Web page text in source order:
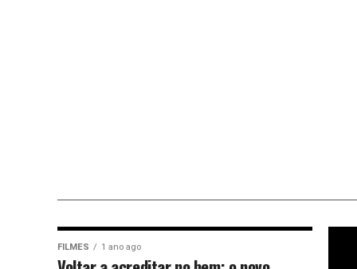
FILMES 1 ano ago